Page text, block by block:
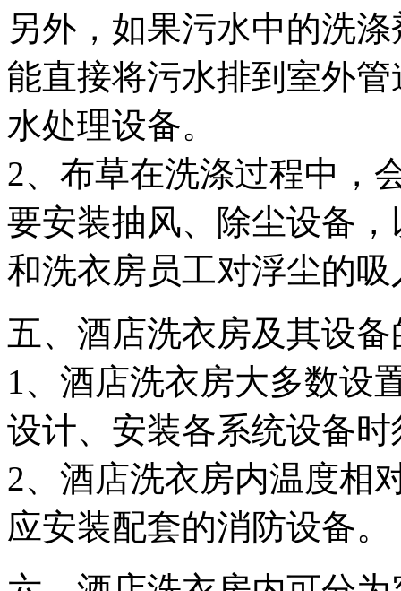
另外，如果污水中的洗
能直接将污水排到室外
水处理设备。
2、布草在洗涤过程中，
要安装抽风、除尘设备
和洗衣房员工对浮尘的吸
五、酒店洗衣房及其设
1、酒店洗衣房大多数设
设计、安装各系统设备
2、酒店洗衣房内温度相
应安装配套的消防设备。